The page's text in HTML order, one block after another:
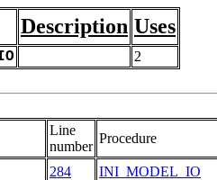
Description Uses
2
Line
number
Procedure
284 INI_MODEL_IO